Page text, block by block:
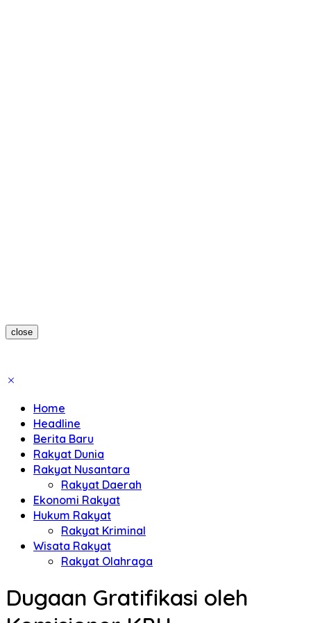
close
Home
Headline
Berita Baru
Rakyat Dunia
Rakyat Nusantara
Rakyat Daerah
Ekonomi Rakyat
Hukum Rakyat
Rakyat Kriminal
Wisata Rakyat
Rakyat Olahraga
Dugaan Gratifikasi oleh